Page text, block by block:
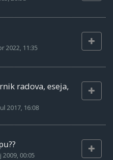
2022, 11:35
radova, eseja,
2017, 16:08
2009, 00:05